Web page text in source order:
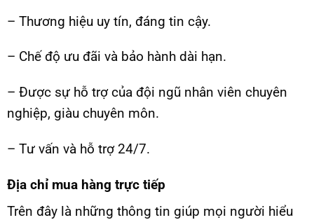
– Thương hiệu uy tín, đáng tin cậy.
– Chế độ ưu đãi và bảo hành dài hạn.
– Được sự hỗ trợ của đội ngũ nhân viên chuyên
nghiệp, giàu chuyên môn.
– Tư vấn và hỗ trợ 24/7.
Địa chỉ mua hàng trực tiếp
Trên đây là những thông tin giúp mọi người hiểu